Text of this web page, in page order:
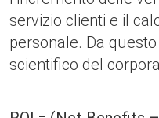
servizio clienti e il
personale. Da
scientifico del